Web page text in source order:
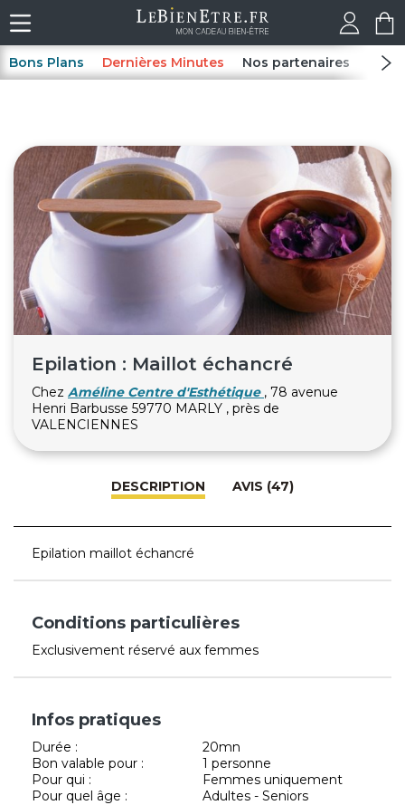
Bons Plans Dernières Minutes Nos partenaires Spas
Epilation : Maillot échancré
Chez Améline Centre d'Esthétique , 78 avenue
Henri Barbusse 59770 MARLY , près de
VALENCIENNES
DESCRIPTION AVIS (47)
Epilation maillot échancré
Conditions particulières
Exclusivement réservé aux femmes
Infos pratiques
Durée :
20mn
Bon valable pour :
1 personne
Pour qui :
Femmes uniquement
Pour quel âge :
Adultes - Seniors